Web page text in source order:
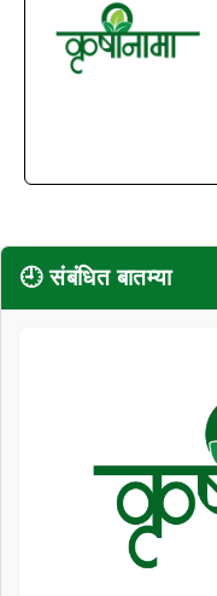
🕘 संबंधित बातम्या